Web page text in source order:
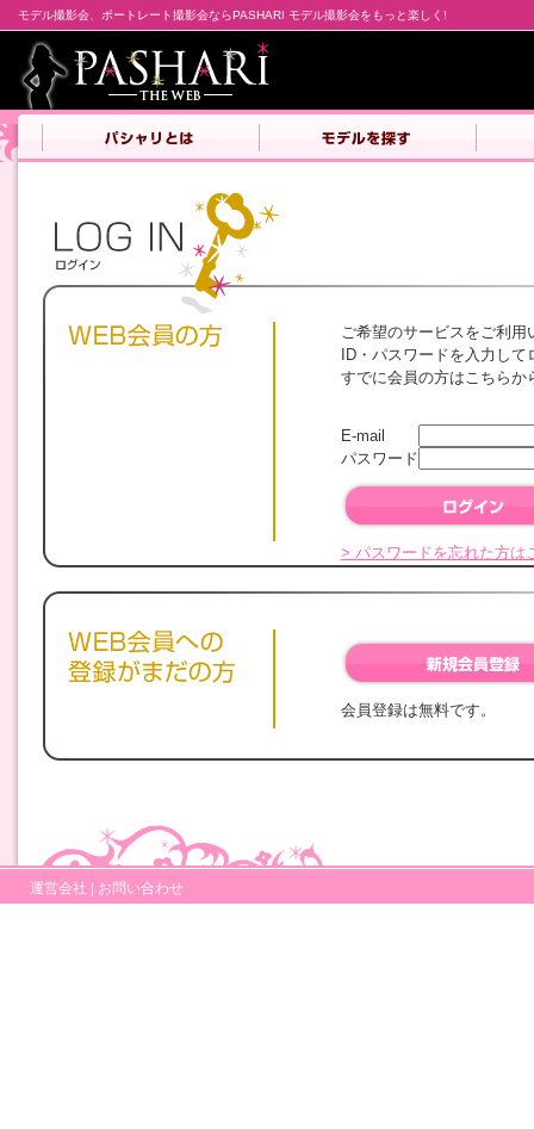
モデル撮影会、ポートレート撮影会ならPASHARI モデル撮影会をもっと楽しく!
ご希望のサービスをご利
ID・パスワードを入力し
すでに会員の方はこちらか
E-mail
パスワード
> パスワードを忘れた方は
会員登録は無料です。
運営会社 | お問い合わせ